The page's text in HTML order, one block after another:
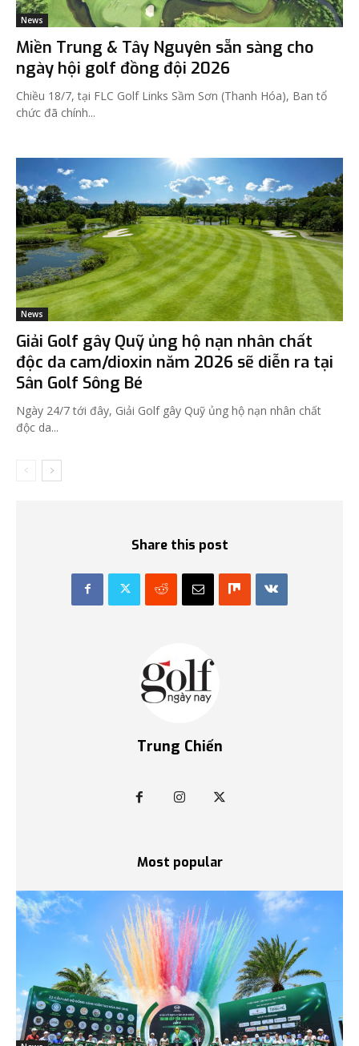
News
Miền Trung & Tây Nguyên sẵn sàng cho
ngày hội golf đồng đội 2026
Chiều 18/7, tại FLC Golf Links Sầm Sơn (Thanh Hóa), Ban tổ
chức đã chính...
News
Giải Golf gây Quỹ ủng hộ nạn nhân chất
độc da cam/dioxin năm 2026 sẽ diễn ra tại
Sân Golf Sông Bé
Ngày 24/7 tới đây, Giải Golf gây Quỹ ủng hộ nạn nhân chất
độc da...
Share this post
Trung Chiến
Most popular